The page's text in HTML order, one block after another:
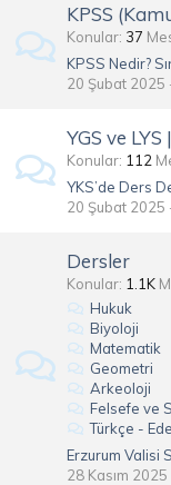
KPSS
Konular 37
KPSS Nedir?
20 Şubat 2025
YGS ve LYS
Konular 112
YKS’de Ders
20 Şubat 2025
Dersler
Konular 1.1K
Hukuk
Biyoloji
Matematik
Geometri
Arkeoloji
Felsefe ve
Türkçe -
28 Kasım 2025